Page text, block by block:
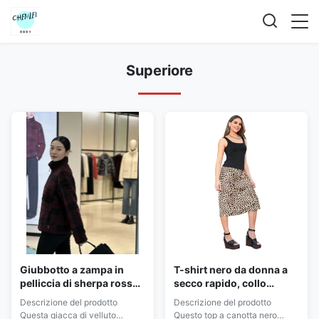
Superiore
Giubbotto a zampa in
pelliccia di sherpa rosso
e nero da donna
Descrizione del prodotto
Questa giacca di velluto
T-shirt nero da donna a
secco rapido, collo
quadrato, senza maniche
Descrizione del prodotto
Questo top a canotta nero